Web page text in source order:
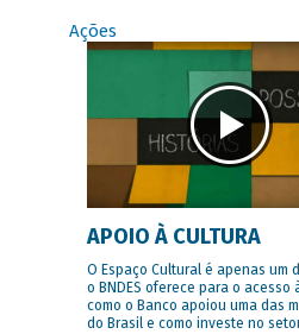
Ações
APOIO À CULTURA
O Espaço Cultural é apenas um
o BNDES oferece para o acesso
como o Banco apoiou uma das
do Brasil e como investe no